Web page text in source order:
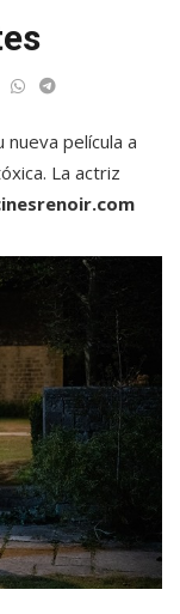
nueva película a
La actriz